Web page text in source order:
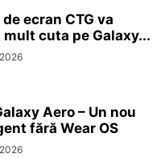
ecran CTG va
mult cuta pe Galaxy...
Aero – Un nou
fără Wear OS